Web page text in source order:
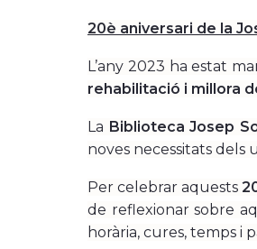
20è aniversari de la
L’any 2023 ha estat
rehabilitació i millora
La Biblioteca Josep
noves necessitats dels
Per celebrar aquests
de reflexionar sobre
horària, cures, temps i